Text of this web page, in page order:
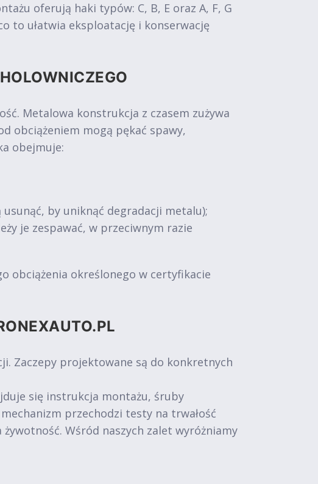
oferują haki typów: C, B, E oraz A, F, G
to ułatwia eksploatację i konserwację
Metalowa konstrukcja z czasem zużywa
obciążeniem mogą pękać spawy,
obejmuje:
by uniknąć degradacji metalu);
je zespawać, w przeciwnym razie
obciążenia określonego w certyfikacie
Zaczepy projektowane są do konkretnych
się instrukcja montażu, śruby
przechodzi testy na trwałość
Wśród naszych zalet wyróżniamy